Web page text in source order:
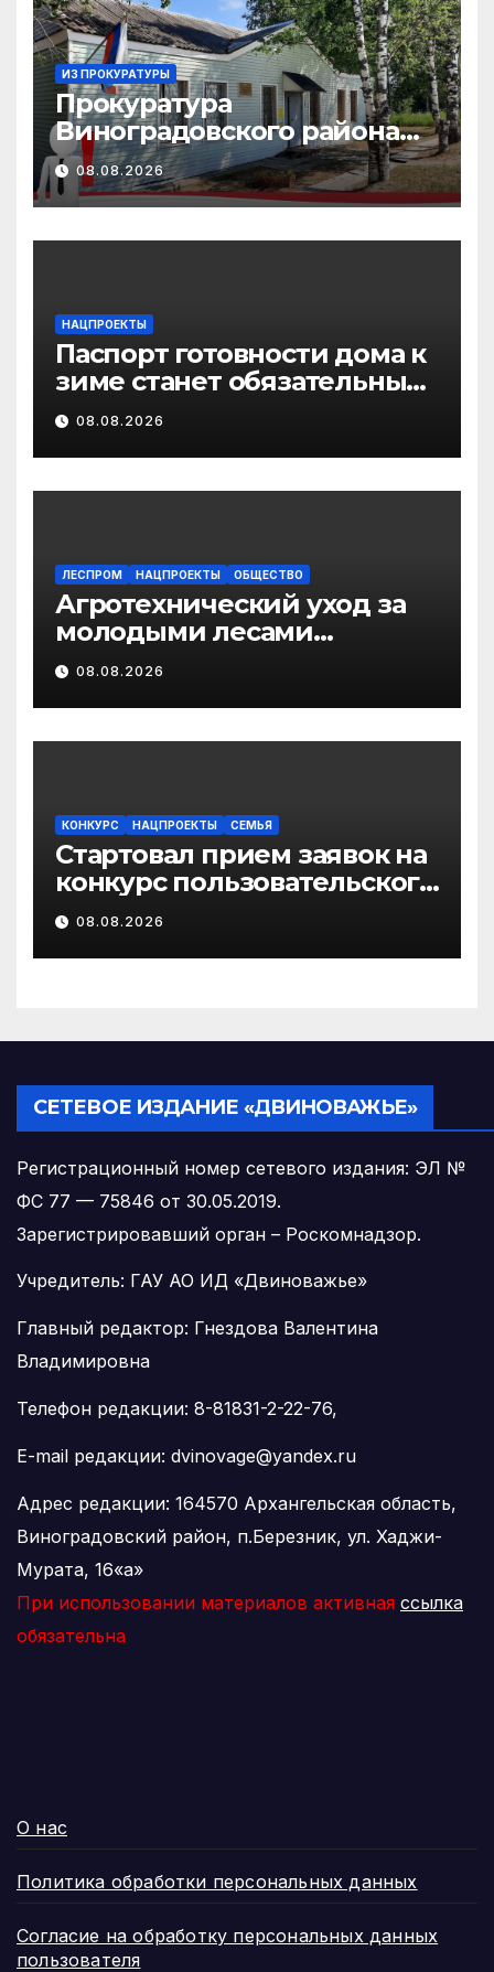
ИЗ ПРОКУРАТУРЫ
Прокуратура
Виноградовского района
информирует об
изменениях
законодательства об
иммунопрофилактике
08.08.2026
НАЦПРОЕКТЫ
Паспорт готовности дома к
зиме станет обязательным
лицензионным
требованием для
управляющих организаций
с 1 сентября 2026 года
08.08.2026
ЛЕСПРОМ НАЦПРОЕКТЫ ОБЩЕСТВО
Агротехнический уход за
молодыми лесами
Поморья провели на
площади более 18 тысяч
гектаров
08.08.2026
КОНКУРС НАЦПРОЕКТЫ СЕМЬЯ
Стартовал прием заявок на
конкурс пользовательского
видео «Отец года – 2026»
08.08.2026
СЕТЕВОЕ ИЗДАНИЕ «ДВИНОВАЖЬЕ»
Регистрационный номер сетевого издания: ЭЛ №
ФС 77 — 75846 от 30.05.2019.
Зарегистрировавший орган – Роскомнадзор.
Учредитель: ГАУ АО ИД «Двиноважье»
Главный редактор: Гнездова Валентина
Владимировна
Телефон редакции: 8-81831-2-22-76,
E-mail редакции: dvinovage@yandex.ru
Адрес редакции: 164570 Архангельская область,
Виноградовский район, п.Березник, ул. Хаджи-
Мурата, 16«а»
При использовании материалов активная ссылка
обязательна
О нас
Политика обработки персональных данных
Согласие на обработку персональных данных
пользователя